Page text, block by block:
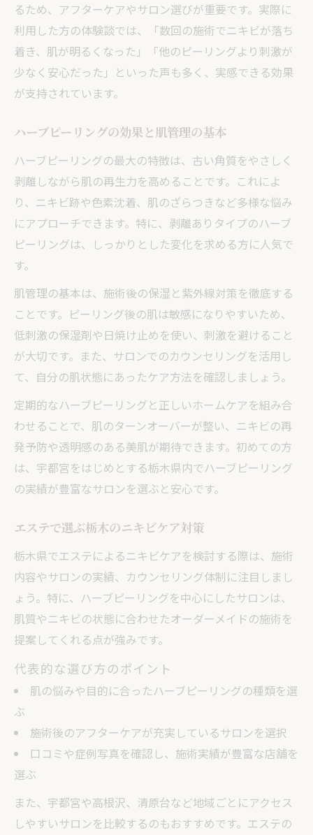
ハーブピーリングでダウンタイムを抑える
コツ
宇都宮のエステでできる肌管理の工夫
剥離ありのハーブピーリングが合う人とは
肌質改善を目指すなら高根沢のハーブ体験
高根沢のハーブピーリング施術の特徴解説
ハーブピーリング効果で肌質改善を実感す
る
高根沢で人気のハーブピーリング活用法
肌管理とハーブピーリングの最適な組み合
わせ
エステでハーブピーリング効果を実感するコツ
ハーブピーリング効果を最大限に引き出す
方法
宇都宮や高根沢のエステ選びのコツ
やさしい施術でニキビケアを継続する秘訣
ハーブピーリングと肌管理のベストバラン
ス
剥離あり・なしの施術効果の違いを比較
るため、アフターケアやサロン選びが重要です。実際に
利用した方の体験談では、「数回の施術でニキビが落ち
着き、肌が明るくなった」「他のピーリングより刺激が
少なく安心だった」といった声も多く、実感できる効果
が支持されています。
ハーブピーリングの効果と肌管理の基本
ハーブピーリングの最大の特徴は、古い角質をやさしく
剥離しながら肌の再生力を高めることです。これによ
り、ニキビ跡や色素沈着、肌のざらつきなど多様な悩み
にアプローチできます。特に、剥離ありタイプのハーブ
ピーリングは、しっかりとした変化を求める方に人気で
す。
肌管理の基本は、施術後の保湿と紫外線対策を徹底する
ことです。ピーリング後の肌は敏感になりやすいため、
低刺激の保湿剤や日焼け止めを使い、刺激を避けること
が大切です。また、サロンでのカウンセリングを活用し
て、自分の肌状態にあったケア方法を確認しましょう。
定期的なハーブピーリングと正しいホームケアを組み合
わせることで、肌のターンオーバーが整い、ニキビの再
発予防や透明感のある美肌が期待できます。初めての方
は、宇都宮をはじめとする栃木県内でハーブピーリング
の実績が豊富なサロンを選ぶと安心です。
エステで選ぶ栃木のニキビケア対策
栃木県でエステによるニキビケアを検討する際は、施術
内容やサロンの実績、カウンセリング体制に注目しまし
ょう。特に、ハーブピーリングを中心にしたサロンは、
肌質やニキビの状態に合わせたオーダーメイドの施術を
提案してくれる点が強みです。
代表的な選び方のポイント
肌の悩みや目的に合ったハーブピーリングの種類を選
ぶ
施術後のアフターケアが充実しているサロンを選択
口コミや症例写真を確認し、施術実績が豊富な店舗を
選ぶ
また、宇都宮や高根沢、清原台など地域ごとにアクセス
しやすいサロンを比較するのもおすすめです。エステの